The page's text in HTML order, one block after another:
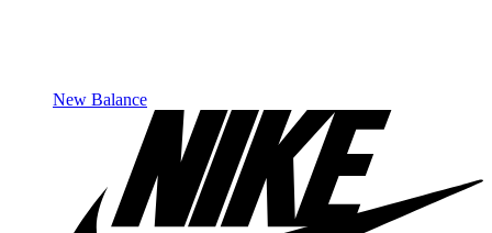
New Balance